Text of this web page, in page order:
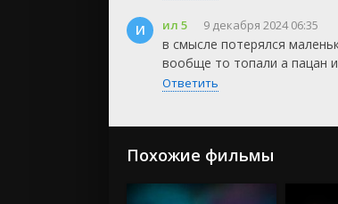
И ил 5 9 декабря 2024 06:35
в смысле потерялся
вообще то топали а пацан
Ответить
Похожие фильмы